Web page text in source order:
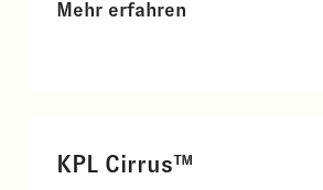
Mehr erfahren
KPL Cirrus™